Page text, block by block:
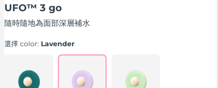
of
5
stars,
value.
Reviews.
Same
page
UFO™ 3 go
隨時隨地為面部深層補水
選擇 color: Lavender